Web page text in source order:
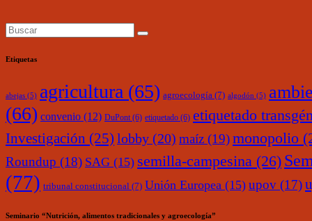
Etiquetas
abejas (5) agricultura (65) agroecología (7) algodón (5)
(66) convenio (12) DuPont (6) etiquetado (6) etiquetado
Investigación (25) lobby (20) maíz (19)monopolio
Roundup (18) SAG (15) semilla-campesina (26)
(77) tribunal constitucional (7) Unión Europea (15) upov (17)
Seminario “Nutrición, alimentos tradicionales y agroecología”